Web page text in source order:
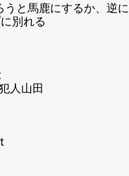
と馬鹿にするか、逆に
別れる
人山田